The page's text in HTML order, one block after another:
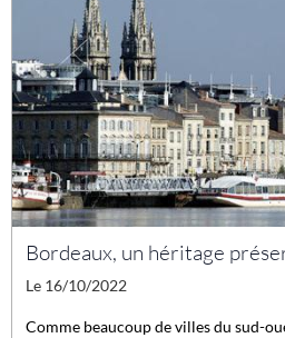
Bordeaux, un héritage
Le 16/10/2022
Comme beaucoup de villes du sud-